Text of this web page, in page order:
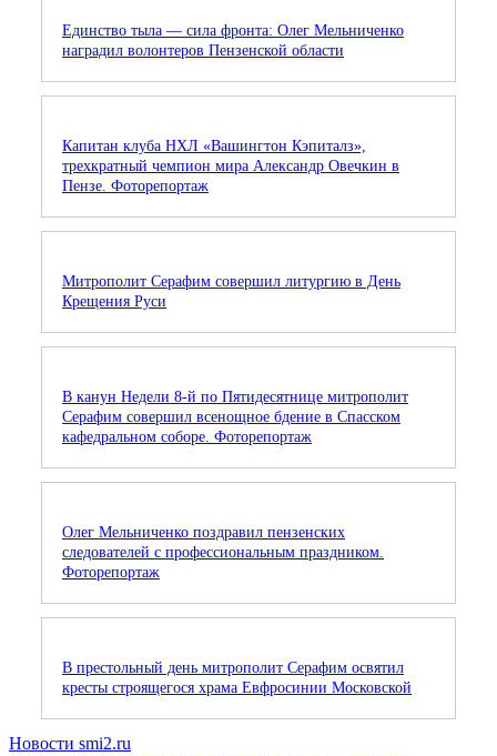
Единство тыла — сила фронта: Олег Мельниченко
наградил волонтеров Пензенской области
Капитан клуба НХЛ «Вашингтон Кэпиталз»,
трехкратный чемпион мира Александр Овечкин в
Пензе. Фоторепортаж
Митрополит Серафим совершил литургию в День
Крещения Руси
В канун Недели 8-й по Пятидесятнице митрополит
Серафим совершил всенощное бдение в Спасском
кафедральном соборе. Фоторепортаж
Олег Мельниченко поздравил пензенских
следователей с профессиональным праздником.
Фоторепортаж
В престольный день митрополит Серафим освятил
кресты строящегося храма Евфросинии Московской
Новости smi2.ru